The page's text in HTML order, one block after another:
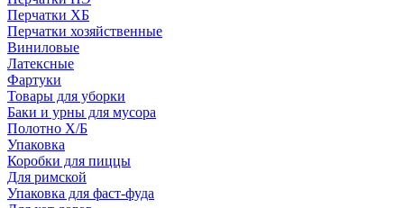
Перчатки ХБ
Перчатки хозяйственные
Виниловые
Латексные
Фартуки
Товары для уборки
Баки и урны для мусора
Полотно Х/Б
Упаковка
Коробки для пиццы
Для римской
Упаковка для фаст-фуда